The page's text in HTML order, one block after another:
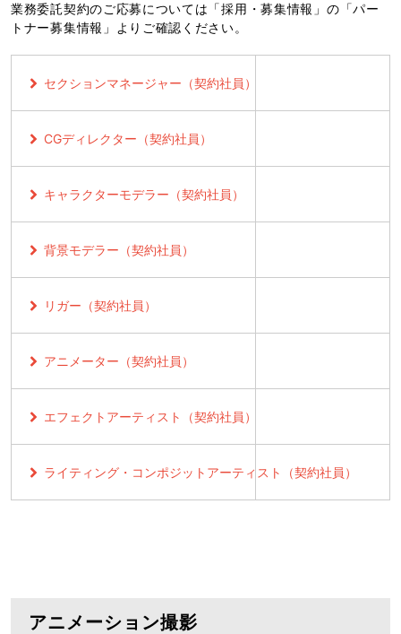
業務委託契約のご応募については「採用・募集情報」の「パー
トナー募集情報」よりご確認ください。
セクションマネージャー（契約社員）
CGディレクター（契約社員）
キャラクターモデラー（契約社員）
背景モデラー（契約社員）
リガー（契約社員）
アニメーター（契約社員）
エフェクトアーティスト（契約社員）
ライティング・コンポジットアーティスト（契約社員）
アニメーション撮影